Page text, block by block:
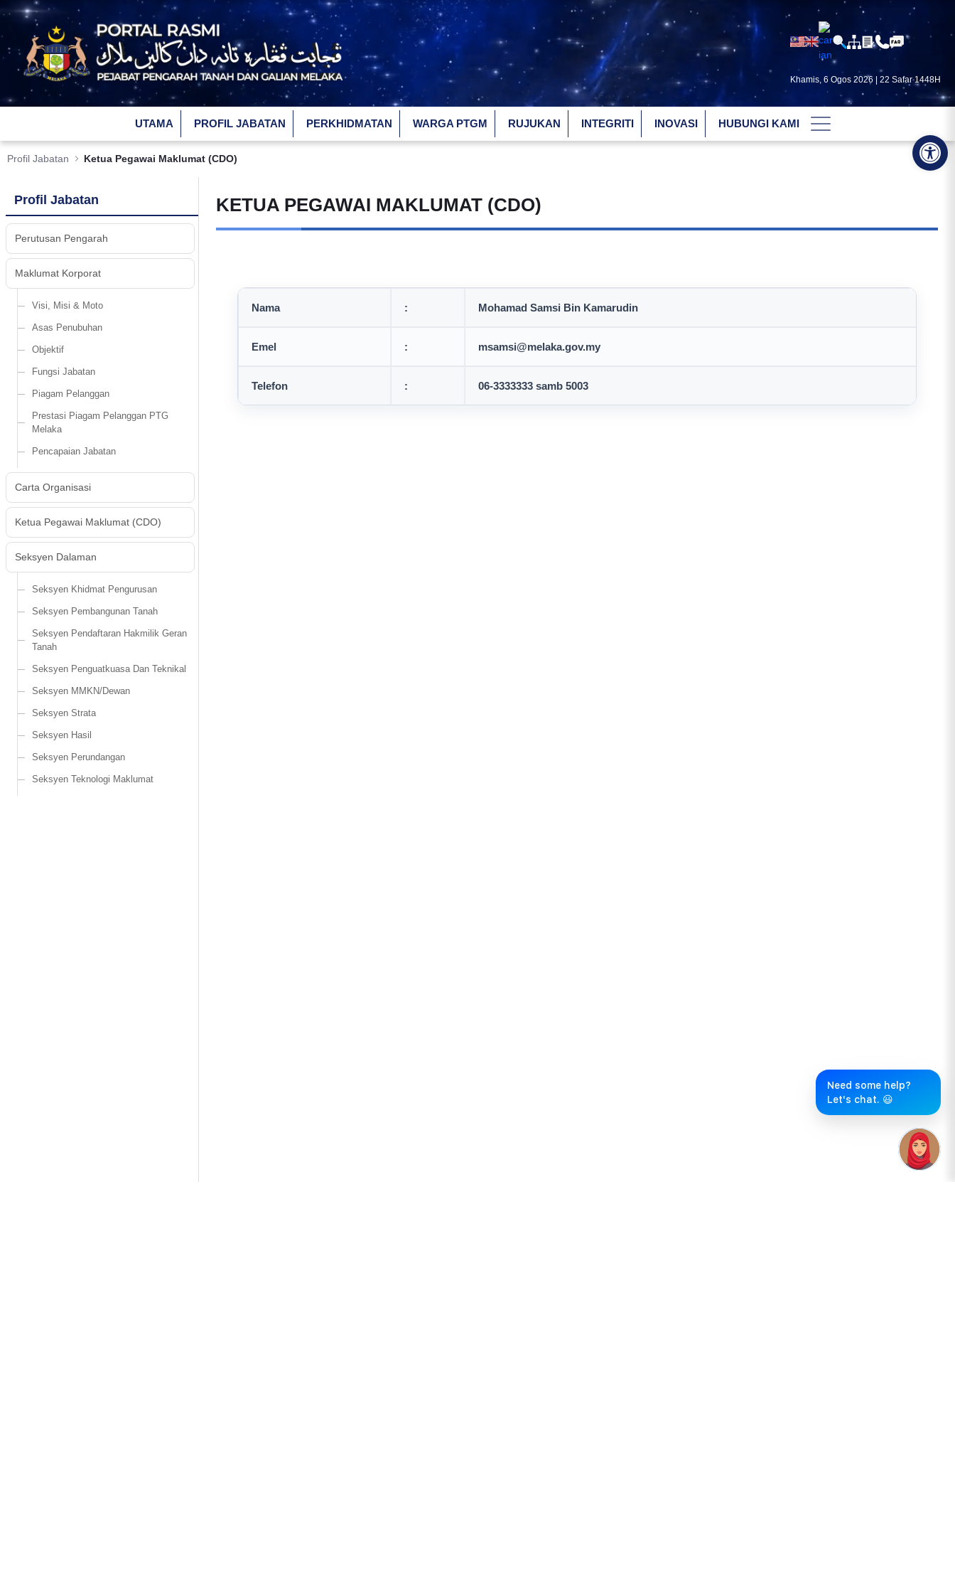
Skip to Main Content
Khamis, 6 Ogos 2026 | 22 Safar 1448H
UTAMA PROFIL JABATAN PERKHIDMATAN WARGA PTGM RUJUKAN INTEGRITI INOVASI HUBUNGI KAMI
Profil Jabatan Ketua Pegawai Maklumat (CDO)
Profil Jabatan
Perutusan Pengarah
Maklumat Korporat
Visi, Misi & Moto
Asas Penubuhan
Objektif
Fungsi Jabatan
Piagam Pelanggan
Prestasi Piagam Pelanggan PTG
Melaka
Pencapaian Jabatan
Carta Organisasi
Ketua Pegawai Maklumat (CDO)
Seksyen Dalaman
Seksyen Khidmat Pengurusan
Seksyen Pembangunan Tanah
Seksyen Pendaftaran Hakmilik Geran
Tanah
Seksyen Penguatkuasa Dan Teknikal
Seksyen MMKN/Dewan
Seksyen Strata
Seksyen Hasil
Seksyen Perundangan
Seksyen Teknologi Maklumat
KETUA PEGAWAI MAKLUMAT (CDO)
Nama : Mohamad Samsi Bin Kamarudin
Emel : msamsi@melaka.gov.my
Telefon : 06-3333333 samb 5003
Need some help?
Let's chat. 😃